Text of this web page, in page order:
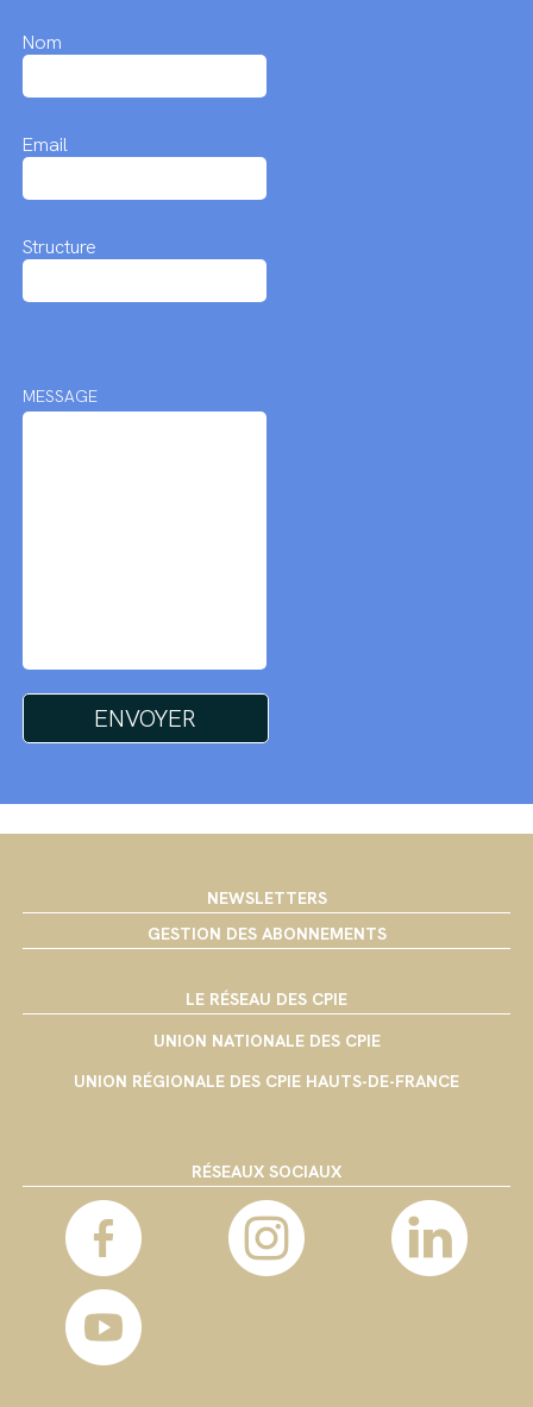
Nom
Email
Structure
MESSAGE
NEWSLETTERS
GESTION DES ABONNEMENTS
LE RÉSEAU DES CPIE
UNION NATIONALE DES CPIE
UNION RÉGIONALE DES CPIE HAUTS-DE-FRANCE
RÉSEAUX SOCIAUX